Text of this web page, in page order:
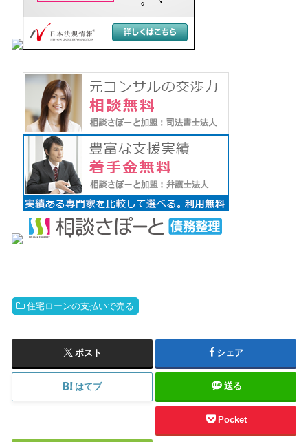
住宅ローンの支払いで売る
ポスト シェア
はてブ 送る
Pocket